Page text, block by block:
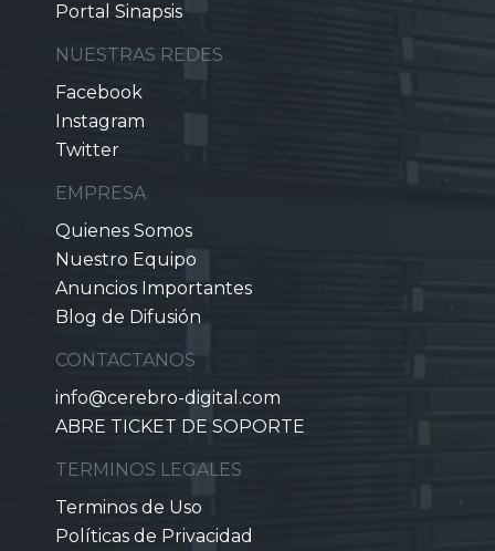
Portal Sinapsis
NUESTRAS REDES
Facebook
Instagram
Twitter
EMPRESA
Quienes Somos
Nuestro Equipo
Anuncios Importantes
Blog de Difusión
CONTACTANOS
info@cerebro-digital.com
ABRE TICKET DE SOPORTE
TERMINOS LEGALES
Terminos de Uso
Políticas de Privacidad